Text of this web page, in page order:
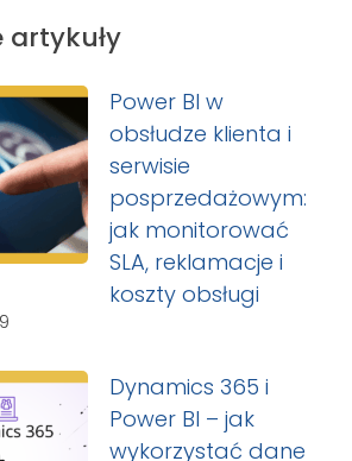
artykuły
Power BI w
obsłudze klienta i
serwisie
posprzedażowym:
jak monitorować
SLA, reklamacje i
koszty obsługi
Dynamics 365 i
Power BI – jak
wykorzystać dane